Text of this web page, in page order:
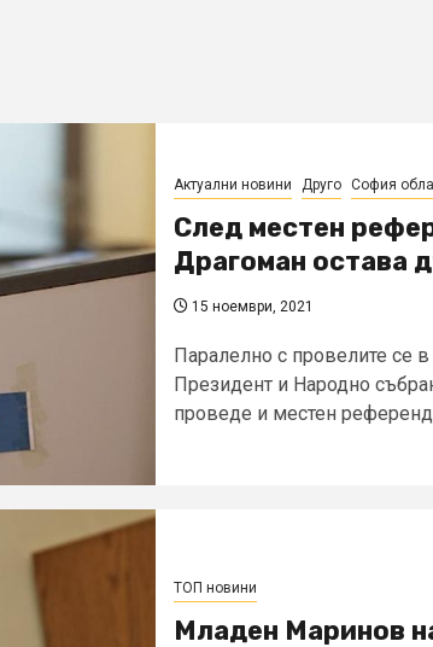
Актуални новини Друго София
След местен
Драгоман остава
15 ноември, 2021
Паралелно с провелите се
Президент и Народно
проведе и местен
ТОП новини
Младен Маринов